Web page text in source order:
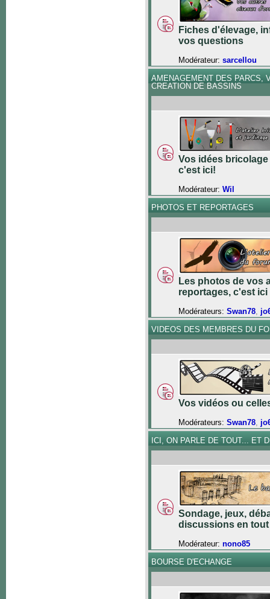
Fiches d'élevage,
vos questions
Modérateur: sarcellou
AMENAGEMENT DES PARCS,
CREATION DE BASSINS
Vos idées
c'est ici!
Modérateur: Wil
PHOTOS ET REPORTAGES
Les photos de vos
reportages, c'est ici
Modérateurs: Swan78,
VIDEOS DES MEMBRES DU
Vos vidéos ou
Modérateurs: Swan78,
ICI, ON PARLE DE TOUT... ET
Sondage, jeux,
discussions en
Modérateur: nono85
BOURSE D'ECHANGE